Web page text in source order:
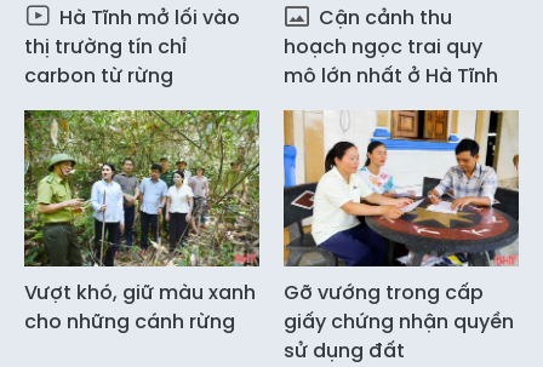
Hà Tĩnh mở lối vào
thị trường tín chỉ
carbon từ rừng
Cận cảnh thu
hoạch ngọc trai quy
mô lớn nhất ở Hà Tĩnh
Vượt khó, giữ màu xanh
cho những cánh rừng
Gỡ vướng trong cấp
giấy chứng nhận quyền
sử dụng đất